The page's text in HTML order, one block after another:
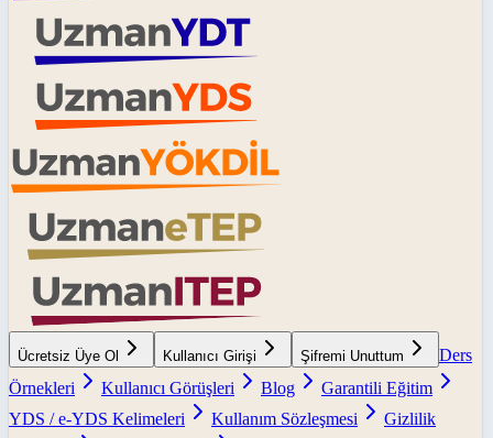
Ücretsiz Üye Ol Kullanıcı Girişi Şifremi Unuttum
Ders
Örnekleri
Kullanıcı Görüşleri Blog
Garantili Eğitim
YDS / e-YDS Kelimeleri
Kullanım Sözleşmesi
Gizlilik